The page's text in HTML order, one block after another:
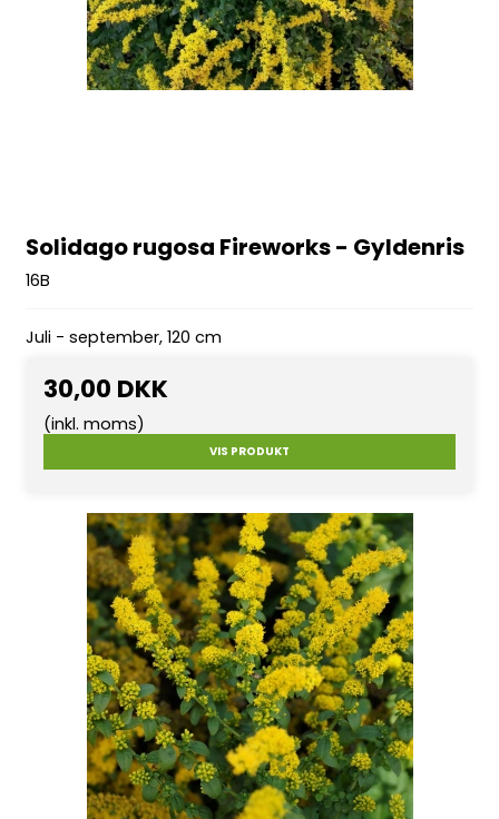
Solidago rugosa Fireworks - Gyldenris
16B
Juli - september, 120 cm
30,00 DKK
(inkl. moms)
VIS PRODUKT